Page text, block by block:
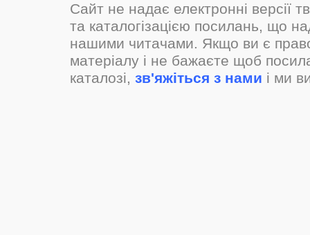
Сайт не надає електронні версії
та каталогізацією посилань, що
нашими читачами. Якщо ви є
матеріалу і не бажаєте щоб
каталозі, зв'яжіться з нами і ми